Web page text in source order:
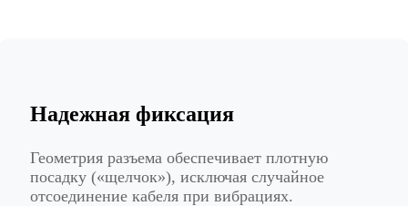
Надежная фиксация
Геометрия разъема обеспечивает плотную
посадку («щелчок»), исключая случайное
отсоединение кабеля при вибрациях.